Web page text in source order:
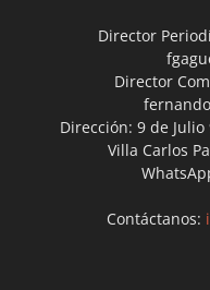
Director
Director
Dirección: 9 de Julio
Villa Carlos
Contáctanos: